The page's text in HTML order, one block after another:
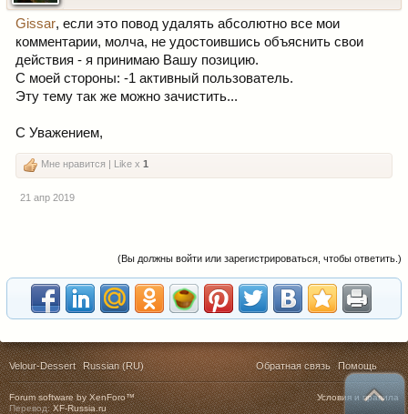
Gissar, если это повод удалять абсолютно все мои
комментарии, молча, не удостоившись объяснить свои
действия - я принимаю Вашу позицию.
С моей стороны: -1 активный пользователь.
Эту тему так же можно зачистить...
С Уважением,
Мне нравится | Like x 1
21 апр 2019
(Вы должны войти или зарегистрироваться, чтобы ответить.)
Velour-Dessert Russian (RU) Обратная связь Помощь
Условия и правила
Forum software by XenForo™
Перевод:XF-Russia.ru